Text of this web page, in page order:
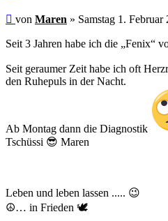
Beitrag
von Maren » Samstag 1. Februar
Seit 3 Jahren habe ich die „Fenix“
Seit geraumer Zeit habe ich oft
den Ruhepuls in der Nacht.
Ab Montag dann die Diagnostik
Tschüssi 😎 Maren
Leben und leben lassen ..... 😉
☮️… in Frieden 🕊